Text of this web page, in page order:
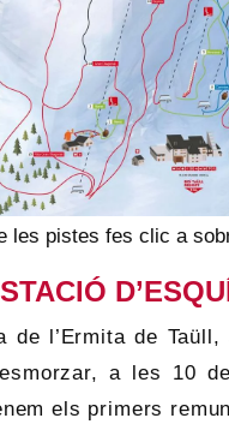
les pistes fes clic a
de l’Ermita de
a les 10
els primers